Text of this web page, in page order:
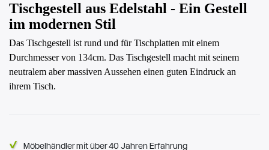
Tischgestell aus Edelstahl - Ein Gestell
im modernen Stil
Das Tischgestell ist rund und für Tischplatten mit einem
Durchmesser von 134cm. Das Tischgestell macht mit seinem
neutralem aber massiven Aussehen einen guten Eindruck an
ihrem Tisch.
Möbelhändler mit über 40 Jahren Erfahrung